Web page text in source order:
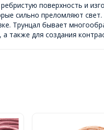
поверхность и
сильно преломляют
Трунцал бывает
также для создания